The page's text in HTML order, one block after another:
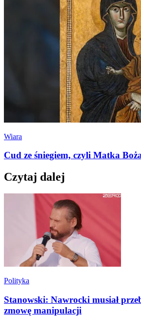
Wiara
Cud ze śniegiem, czyli Matka
Czytaj dalej
Polityka
Stanowski: Nawrocki musiał
zmowę manipulacji